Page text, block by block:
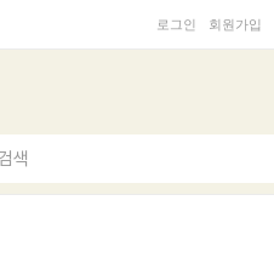
로그인 회원가입
색